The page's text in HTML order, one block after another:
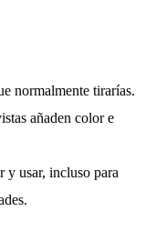
normalmente tirarías.
añaden color e
y usar, incluso para